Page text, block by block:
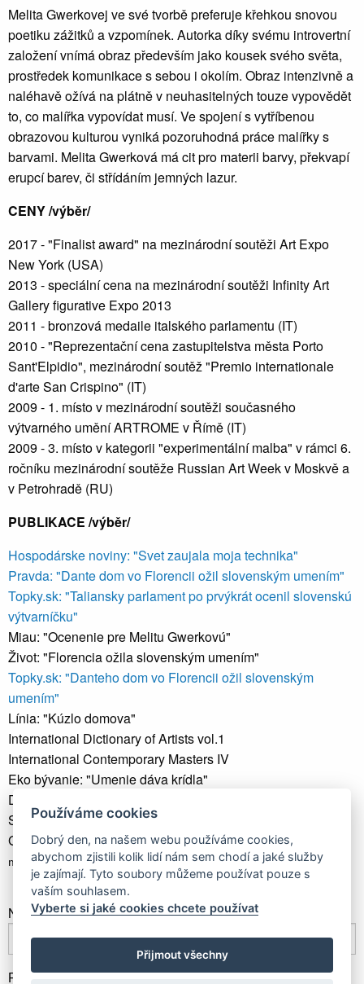
Melita Gwerkovej ve své tvorbě preferuje křehkou snovou
poetiku zážitků a vzpomínek. Autorka díky svému introvertní
založení vnímá obraz především jako kousek svého světa,
prostředek komunikace s sebou i okolím. Obraz intenzivně a
naléhavě ožívá na plátně v neuhasitelných touze vypovědět
to, co malířka vypovídat musí. Ve spojení s vytříbenou
obrazovou kulturou vyniká pozoruhodná práce malířky s
barvami. Melita Gwerková má cit pro materii barvy, překvapí
erupcí barev, či střídáním jemných lazur.
CENY /výběr/
2017 - "Finalist award" na mezinárodní soutěži Art Expo
New York (USA)
2013 - speciální cena na mezinárodní soutěži Infinity Art
Gallery figurative Expo 2013
2011 - bronzová medaile italského parlamentu (IT)
2010 - "Reprezentační cena zastupitelstva města Porto
Sant'Elpidio", mezinárodní soutěž "Premio internationale
d'arte San Crispino" (IT)
2009 - 1. místo v mezinárodní soutěži současného
výtvarného umění ARTROME v Římě (IT)
2009 - 3. místo v kategorii "experimentální malba" v rámci 6.
ročníku mezinárodní soutěže Russian Art Week v Moskvě a
v Petrohradě (RU)
PUBLIKACE /výběr/
Hospodárske noviny: "Svet zaujala moja technika"
Pravda: "Dante dom vo Florencii ožil slovenským umením"
Topky.sk: "Taliansky parlament po prvýkrát ocenil slovenskú
výtvarníčku"
Miau: "Ocenenie pre Melitu Gwerkovú"
Život: "Florencia ožila slovenským umením"
Topky.sk: "Danteho dom vo Florencii ožil slovenským
umením"
Línia: "Kúzlo domova"
International Dictionary of Artists vol.1
International Contemporary Masters IV
Eko bývanie: "Umenie dáva krídla"
Dom a bývanie: "Príbehy na zamyslenie i pohladenie"
Sme.sk: "Umenie inšpirované starými Slovanmi vystavia v
Galérii SPP"
magazín GUEST: "Krásy života očami Melity Gwerkovej"
Newsletter
Přihlásit odběr
Používáme cookies
Dobrý den, na našem webu používáme cookies,
abychom zjistili kolik lidí nám sem chodí a jaké služby
je zajímají. Tyto soubory můžeme používat pouze s
vaším souhlasem.
Vyberte si jaké cookies chcete používat
Přijmout všechny